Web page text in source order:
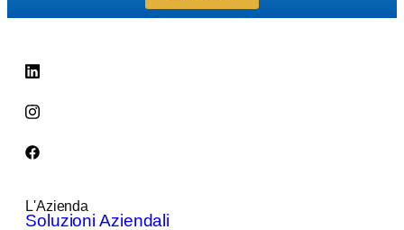
L'Azienda
Soluzioni Aziendali